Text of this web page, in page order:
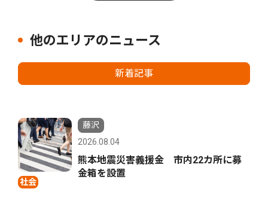
他のエリアのニュース
新着記事
社会
藤沢
2026.08.04
熊本地震災害義援金 市内22カ所に募
金箱を設置